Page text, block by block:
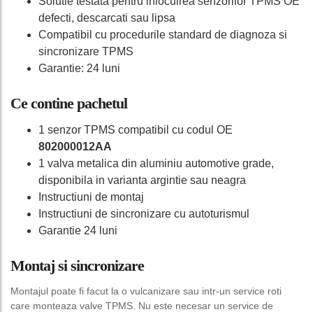
defecti, descarcati sau lipsa
Compatibil cu procedurile standard de diagnoza si
sincronizare TPMS
Garantie: 24 luni
Ce contine pachetul
1 senzor TPMS compatibil cu codul OE
802000012AA
1 valva metalica din aluminiu automotive grade,
disponibila in varianta argintie sau neagra
Instructiuni de montaj
Instructiuni de sincronizare cu autoturismul
Garantie 24 luni
Montaj si sincronizare
Montajul poate fi facut la o vulcanizare sau intr-un service roti
care monteaza valve TPMS. Nu este necesar un service de